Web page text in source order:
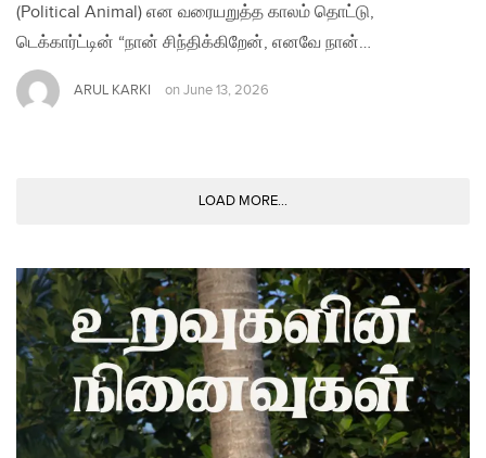
(Political Animal) என வரையறுத்த காலம் தொட்டு,
டெக்கார்ட்டின் “நான் சிந்திக்கிறேன், எனவே நான்…
ARUL KARKI on June 13, 2026
LOAD MORE...